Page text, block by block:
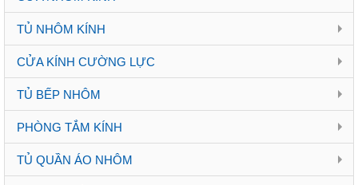
TỦ NHÔM KÍNH
CỬA KÍNH CƯỜNG LỰC
TỦ BẾP NHÔM
PHÒNG TẮM KÍNH
TỦ QUẦN ÁO NHÔM